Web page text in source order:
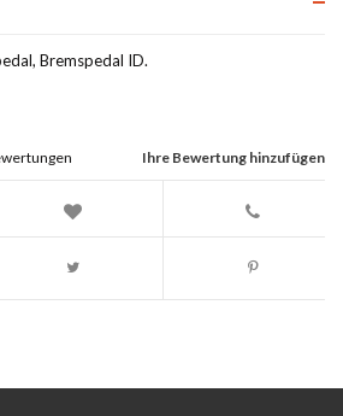
Bremspedal ID.
Ihre Bewertung hinzufügen